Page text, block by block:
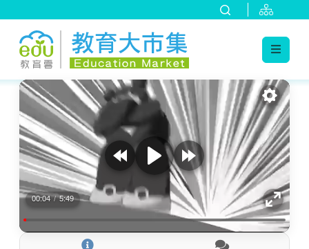
:::
00:04 / 5:49